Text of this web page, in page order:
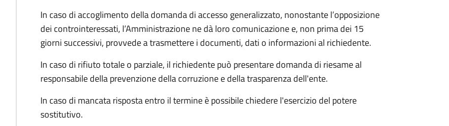
In caso di accoglimento della domanda di accesso generalizzato, nonostante l’opposizione
dei controinteressati, l’Amministrazione ne dà loro comunicazione e, non prima dei 15
giorni successivi, provvede a trasmettere i documenti, dati o informazioni al richiedente.
In caso di rifiuto totale o parziale, il richiedente può presentare domanda di riesame al
responsabile della prevenzione della corruzione e della trasparenza dell'ente.
In caso di mancata risposta entro il termine è possibile chiedere l'esercizio del potere
sostitutivo.